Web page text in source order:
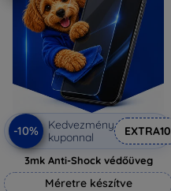
-10%
Kedvezmény
kuponnal
EXTRA10
3mk Anti-Shock védőüveg
Méretre készítve